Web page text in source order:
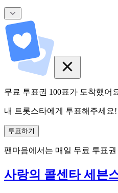
무료 투표권 100표가 도착했어
내 트롯스타에게 투표해주세요!
투표하기
팬마음에서는 매일 무료 투표권
사랑의 콜센타 세븐